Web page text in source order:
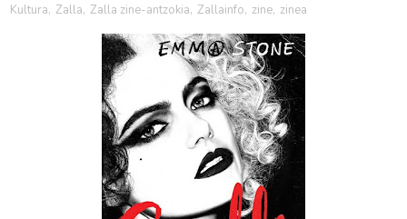
Kultura, Zalla, Zalla zine-antzokia, Zallainfo, zine, zinea